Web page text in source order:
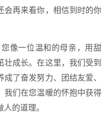
会再来看你，相信到时的你
像一位温和的母亲，用甜
壮成长。在这里，我们受到
了奋发努力、团结友爱、
我们在您温暖的怀抱中获得
的道理。